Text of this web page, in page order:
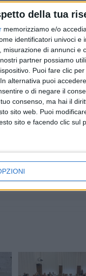
della tua
memorizziamo e/o
identificatori univoci
di annunci e
partner possiamo
Puoi fare clic
alternativa puoi
o di negare il
consenso, ma hai il
sito web. Puoi
sito e facendo clic sul
di lavoro e delle
accessorio,
territorio e delle sue